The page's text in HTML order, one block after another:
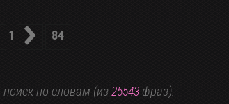
1 84
поиск по словам (из25543фраз):